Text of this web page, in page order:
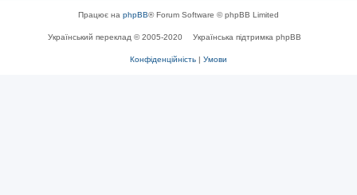
Працює на phpBB® Forum Software © phpBB Limited
Український переклад © 2005-2020 Українська підтримка phpBB
Конфіденційність | Умови